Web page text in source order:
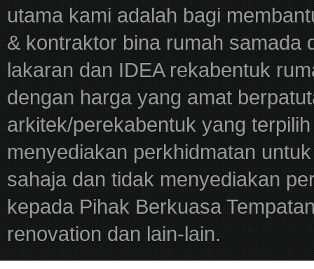
utama kami adalah bagi
& kontraktor bina rumah samada
lakaran dan IDEA rekabentuk
dengan harga yang amat
arkitek/perekabentuk yang
menyediakan perkhidmatan
sahaja dan tidak menyediakan
kepada Pihak Berkuasa
renovation dan lain-lain.